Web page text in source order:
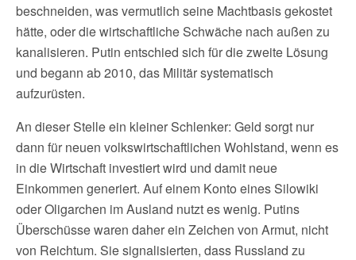
beschneiden, was vermutlich seine Machtbasis gekostet
hätte, oder die wirtschaftliche Schwäche nach außen zu
kanalisieren. Putin entschied sich für die zweite Lösung
und begann ab 2010, das Militär systematisch
aufzurüsten.
An dieser Stelle ein kleiner Schlenker: Geld sorgt nur
dann für neuen volkswirtschaftlichen Wohlstand, wenn es
in die Wirtschaft investiert wird und damit neue
Einkommen generiert. Auf einem Konto eines Silowiki
oder Oligarchen im Ausland nutzt es wenig. Putins
Überschüsse waren daher ein Zeichen von Armut, nicht
von Reichtum. Sie signalisierten, dass Russland zu